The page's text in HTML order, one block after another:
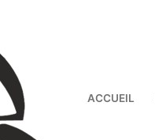
ACCUEIL